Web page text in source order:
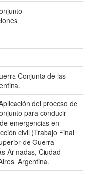
Conjunta de las
del proceso de
para conducir
emergencias en
civil (Trabajo Final
de Guerra
Armadas, Ciudad
Argentina.